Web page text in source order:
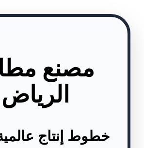
مصنع
الرياض
خطوط إنتاج